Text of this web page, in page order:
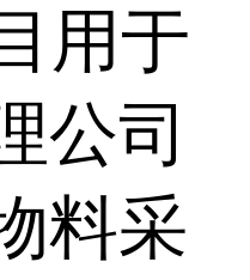
用于
公司
料采